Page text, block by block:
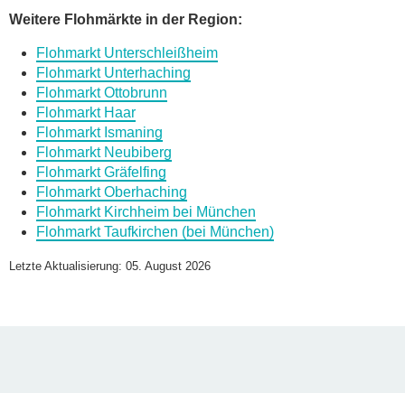
E-Mail*
Daten des Flohmarkts
Name des Flohmarkts*
Weitere Flohmärkte in der Region:
Flohmarkt Unterschleißheim
Flohmarkt Unterhaching
Flohmarkt Ottobrunn
Flohmarkt Haar
Flohmarkt Ismaning
Flohmarkt Neubiberg
Flohmarkt Gräfelfing
Flohmarkt Oberhaching
Flohmarkt Kirchheim bei München
Flohmarkt Taufkirchen (bei München)
Letzte Aktualisierung: 05. August 2026